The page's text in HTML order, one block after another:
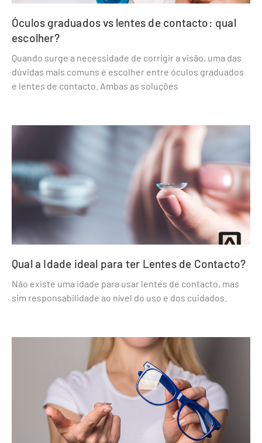
Óculos graduados vs lentes de contacto: qual
escolher?
Quando surge a necessidade de corrigir a visão, uma das
dúvidas mais comuns é escolher entre óculos graduados
e lentes de contacto. Ambas as soluções
Qual a Idade ideal para ter Lentes de Contacto?
Não existe uma idade para usar lentes de contacto, mas
sim responsabilidade ao nível do uso e dos cuidados.